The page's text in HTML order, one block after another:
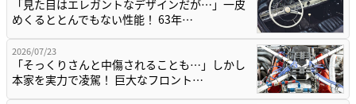
「見た目はエレガントなデザインだが…」一皮
めくるととんでもない性能！ 63年…
2026/07/23
「そっくりさんと中傷されることも…」しかし
本家を実力で凌駕！ 巨大なフロント…